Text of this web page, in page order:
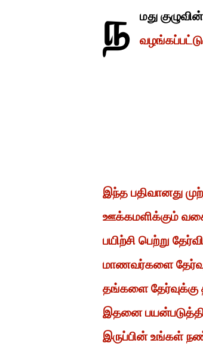
ந
மது
இந்த பதிவானது
ஊக்கமளிக்கும்
பயிற்சி பெற்று
மாணவர்களை
தங்களை தேர்வுக்கு
இதனை
இருப்பின் உங்கள்